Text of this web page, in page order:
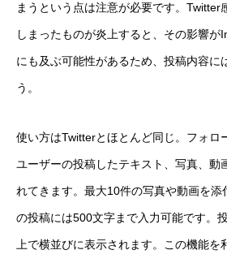
まうという点は注意が必要です。Twitter
しまったものが炎上すると、その影響が
にも及ぶ可能性があるため、投稿内容に
う。
使い方はTwitterとほとんど同じ。フォロ
ユーザーの投稿したテキスト、写真、動
れてきます。最大10件の写真や動画を添
の投稿には500文字まで入力可能です。
上で横並びに表示されます。この機能